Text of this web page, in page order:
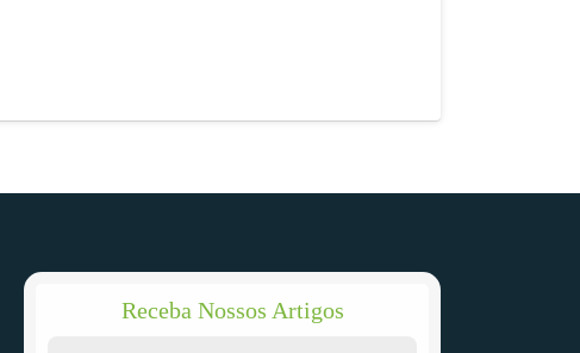
Receba Nossos Artigos